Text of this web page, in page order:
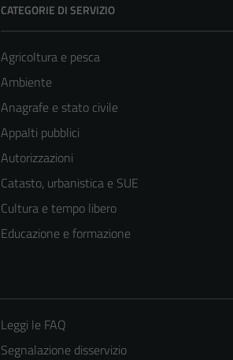
CATEGORIE DI SERVIZIO
Agricoltura e pesca
Ambiente
Anagrafe e stato civile
Appalti pubblici
Autorizzazioni
Catasto, urbanistica e SUE
Cultura e tempo libero
Educazione e formazione
Leggi le FAQ
Segnalazione disservizio